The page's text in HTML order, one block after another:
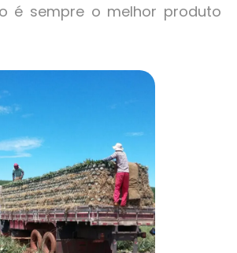
é sempre o melhor produto